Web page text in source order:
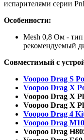
испарителями серии
Особенности:
Mesh 0,8 Ом - тип
рекомендуемый
Совместимый с
Voopoo Drag S
Voopoo Drag X
Voopoo Drag X
Voopoo Drag X
Voopoo Drag 4
Voopoo Drag
Voopoo Drag